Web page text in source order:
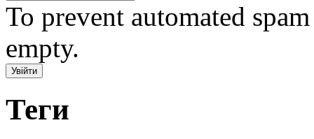
To prevent automated
empty.
Теги